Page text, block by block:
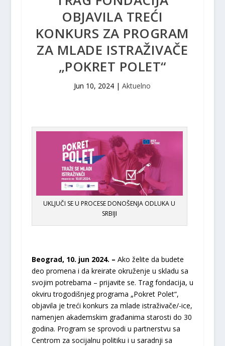
OBJAVILA TREĆI
KONKURS ZA PROGRAM
ZA MLADE ISTRAŽIVAČE
„POKRET POLET“
Jun 10, 2024 |Aktuelno
UKLJUČI SE U PROCESE DONOŠENJA ODLUKA U
SRBIJI
Beograd, 10. jun 2024. – Ako želite da budete
deo promena i da kreirate okruženje u skladu sa
svojim potrebama – prijavite se. Trag fondacija, u
okviru trogodišnjeg programa „Pokret Polet“,
objavila je treći konkurs za mlade istraživače/-ice,
namenjen akademskim građanima starosti do 30
godina. Program se sprovodi u partnerstvu sa
Centrom za socijalnu politiku i u saradnji sa